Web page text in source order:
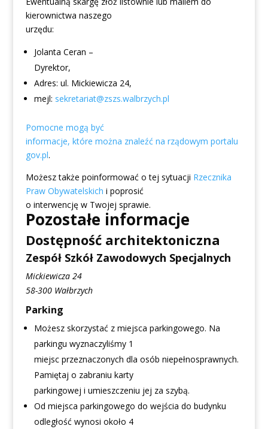
kierownictwa naszego
urzędu:
Jolanta Ceran –
Dyrektor,
Adres: ul. Mickiewicza 24,
mejl: sekretariat@zszs.walbrzych.pl
Pomocne mogą być
informacje, które można znaleźć na rządowym portalu
gov.pl.
Możesz także poinformować o tej sytuacji Rzecznika
Praw Obywatelskich i poprosić
o interwencję w Twojej sprawie.
Pozostałe informacje
Dostępność architektoniczna
Zespół Szkół Zawodowych Specjalnych
Mickiewicza 24
58-300 Wałbrzych
Parking
Możesz skorzystać z miejsca parkingowego. Na
parkingu wyznaczyliśmy 1
miejsc przeznaczonych dla osób niepełnosprawnych.
Pamiętaj o zabraniu karty
parkingowej i umieszczeniu jej za szybą.
Od miejsca parkingowego do wejścia do budynku
odległość wynosi około 4